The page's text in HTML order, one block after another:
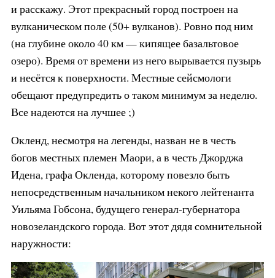
и расскажу. Этот прекрасный город построен на
вулканическом поле (50+ вулканов). Ровно под ним
(на глубине около 40 км — кипящее базальтовое
озеро). Время от времени из него вырывается пузырь
и несётся к поверхности. Местные сейсмологи
обещают предупредить о таком минимум за неделю.
Все надеются на лучшее ;)
Окленд, несмотря на легенды, назван не в честь
богов местных племен Маори, а в честь Джорджа
Идена, графа Окленда, которому повезло быть
непосредственным начальником некого лейтенанта
Уильяма Гобсона, будущего генерал-губернатора
новозеландского города. Вот этот дядя сомнительной
наружности: